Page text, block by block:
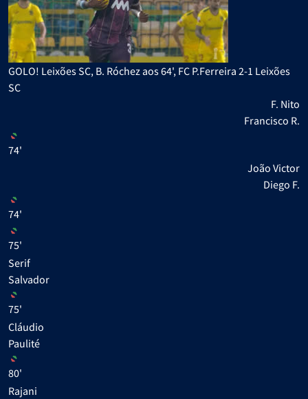
GOLO! Leixões SC, B. Róchez aos 64', FC P.Ferreira 2-1 Leixões
SC
F. Nito
Francisco R.
74'
João Victor
Diego F.
74'
75'
Serif
Salvador
75'
Cláudio
Paulité
80'
Rajani